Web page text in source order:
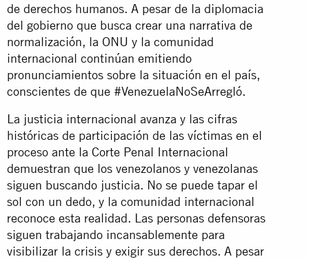
de derechos humanos. A pesar de la diplomacia
del gobierno que busca crear una narrativa de
normalización, la ONU y la comunidad
internacional continúan emitiendo
pronunciamientos sobre la situación en el país,
conscientes de que #VenezuelaNoSeArregló.
La justicia internacional avanza y las cifras
históricas de participación de las víctimas en el
proceso ante la Corte Penal Internacional
demuestran que los venezolanos y venezolanas
siguen buscando justicia. No se puede tapar el
sol con un dedo, y la comunidad internacional
reconoce esta realidad. Las personas defensoras
siguen trabajando incansablemente para
visibilizar la crisis y exigir sus derechos. A pesar